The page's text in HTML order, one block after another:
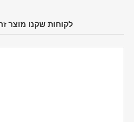
לקוחות שקנו מוצר